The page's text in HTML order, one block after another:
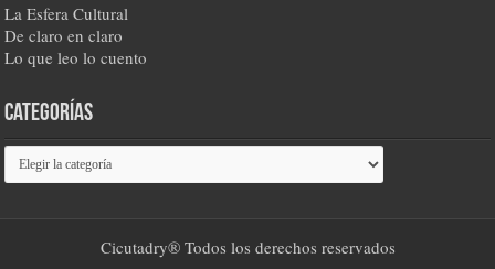
La Esfera Cultural
De claro en claro
Lo que leo lo cuento
Categorías
Categorías
Cicutadry® Todos los derechos reservados